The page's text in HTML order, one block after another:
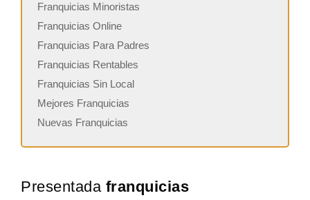
Franquicias Minoristas
Franquicias Online
Franquicias Para Padres
Franquicias Rentables
Franquicias Sin Local
Mejores Franquicias
Nuevas Franquicias
Presentada franquicias